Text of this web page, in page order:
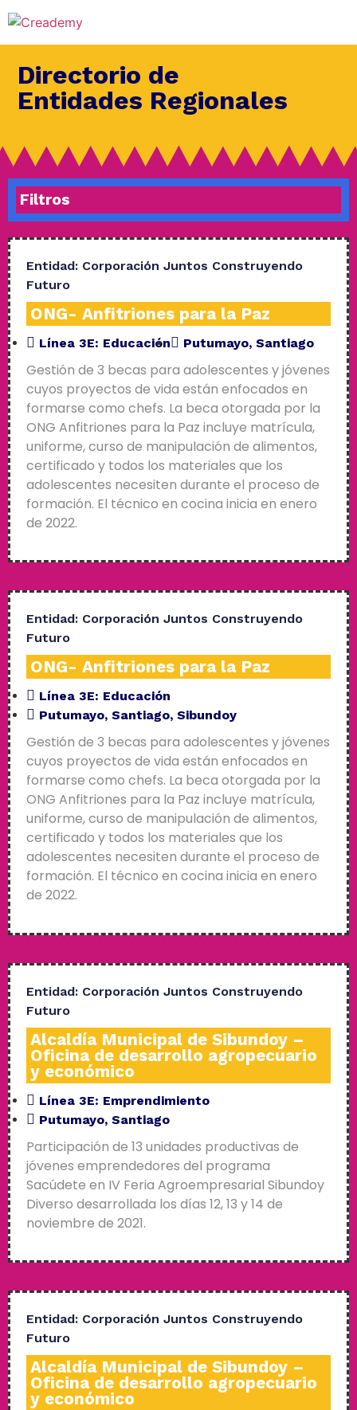
Directorio de
Entidades Regionales
Filtros
Entidad: Corporación Juntos Construyendo
Futuro
ONG- Anfitriones para la Paz
Línea 3E: Educación Putumayo, Santiago
Gestión de 3 becas para adolescentes y jóvenes
cuyos proyectos de vida están enfocados en
formarse como chefs. La beca otorgada por la
ONG Anfitriones para la Paz incluye matrícula,
uniforme, curso de manipulación de alimentos,
certificado y todos los materiales que los
adolescentes necesiten durante el proceso de
formación. El técnico en cocina inicia en enero
de 2022.
Entidad: Corporación Juntos Construyendo
Futuro
ONG- Anfitriones para la Paz
Línea 3E: Educación
Putumayo, Santiago, Sibundoy
Gestión de 3 becas para adolescentes y jóvenes
cuyos proyectos de vida están enfocados en
formarse como chefs. La beca otorgada por la
ONG Anfitriones para la Paz incluye matrícula,
uniforme, curso de manipulación de alimentos,
certificado y todos los materiales que los
adolescentes necesiten durante el proceso de
formación. El técnico en cocina inicia en enero
de 2022.
Entidad: Corporación Juntos Construyendo
Futuro
Alcaldía Municipal de Sibundoy –
Oficina de desarrollo agropecuario
y económico
Línea 3E: Emprendimiento
Putumayo, Santiago
Participación de 13 unidades productivas de
jóvenes emprendedores del programa
Sacúdete en IV Feria Agroempresarial Sibundoy
Diverso desarrollada los días 12, 13 y 14 de
noviembre de 2021.
Entidad: Corporación Juntos Construyendo
Futuro
Alcaldía Municipal de Sibundoy –
Oficina de desarrollo agropecuario
y económico